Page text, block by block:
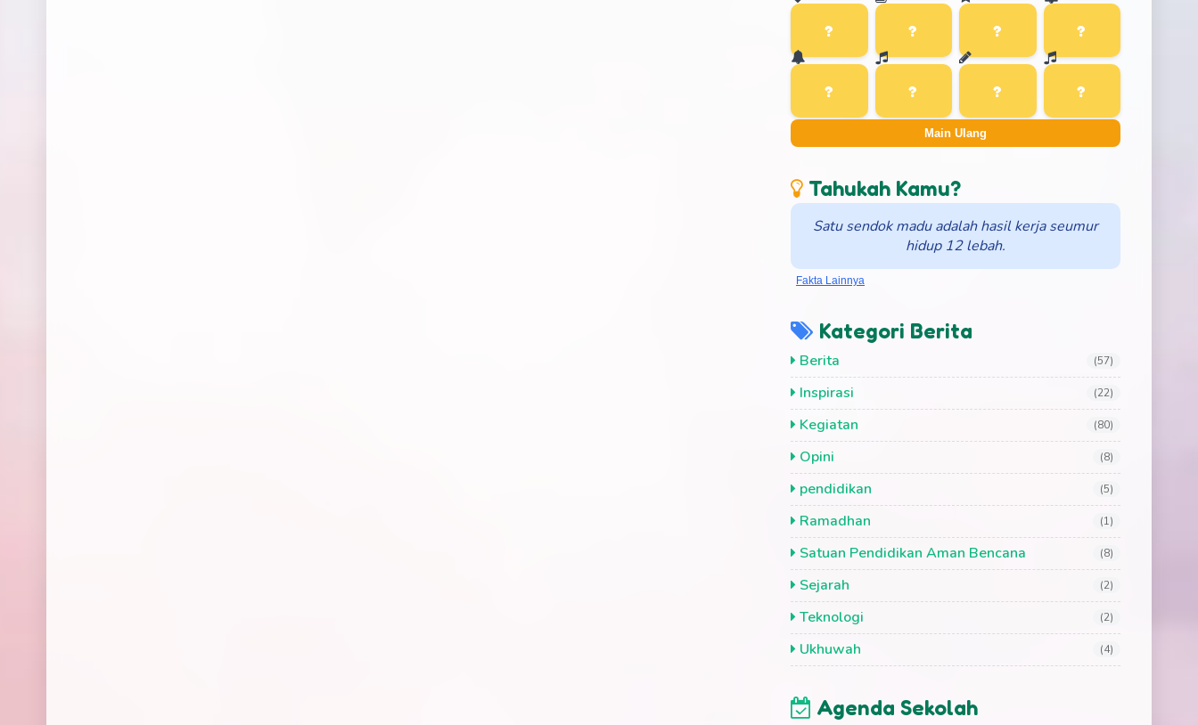
Main Ulang
Tahukah Kamu?
Satu sendok madu adalah hasil kerja seumur
hidup 12 lebah.
Fakta Lainnya
Kategori Berita
Berita (57)
Inspirasi (22)
Kegiatan (80)
Opini (8)
pendidikan (5)
Ramadhan (1)
Satuan Pendidikan Aman Bencana (8)
Sejarah (2)
Teknologi (2)
Ukhuwah (4)
Agenda Sekolah